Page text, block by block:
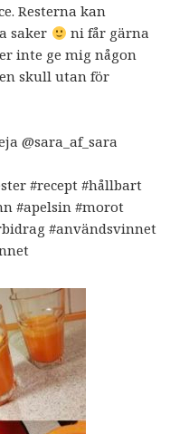
Resterna kan
saker
ni får gärna
inte ge mig någon
skull utan för
@sara_af_sara
#recept #hållbart
#apelsin #morot
#användsvinnet